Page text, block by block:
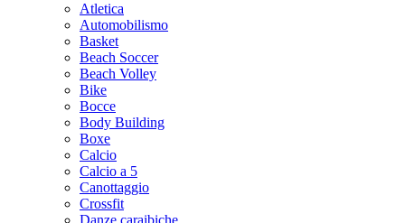
Atletica
Automobilismo
Basket
Beach Soccer
Beach Volley
Bike
Bocce
Body Building
Boxe
Calcio
Calcio a 5
Canottaggio
Crossfit
Danze caraibiche